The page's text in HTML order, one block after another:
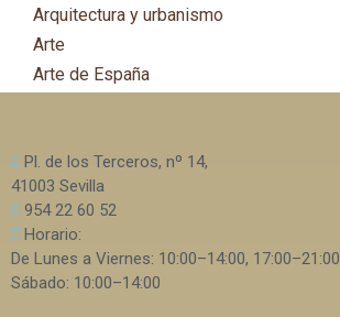
Arquitectura y urbanismo
Arte
Arte de España
Asturias
Automovilismo, ciclismo y Motociclismo
Aviación y Aeronáutica
B
Pl. de los Terceros, nº 14,
41003 Sevilla
954 22 60 52
Horario:
De Lunes a Viernes: 10:00–14:00, 17:00–21:00
Sábado: 10:00–14:00